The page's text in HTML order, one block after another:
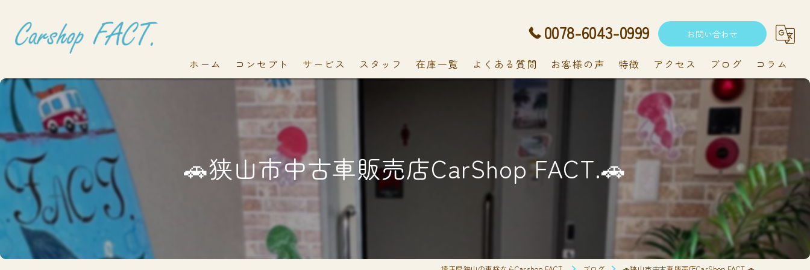
0078-6043-0999 お問い合わせ
ホーム コンセプト サービス スタッフ 在庫一覧 よくある質問 お客様の声 特徴
中古車
軽自動車
新車
メンテナンス
アクセス ブログ コラム
🚗狭山市中古車販売店CarShop FACT.🚗